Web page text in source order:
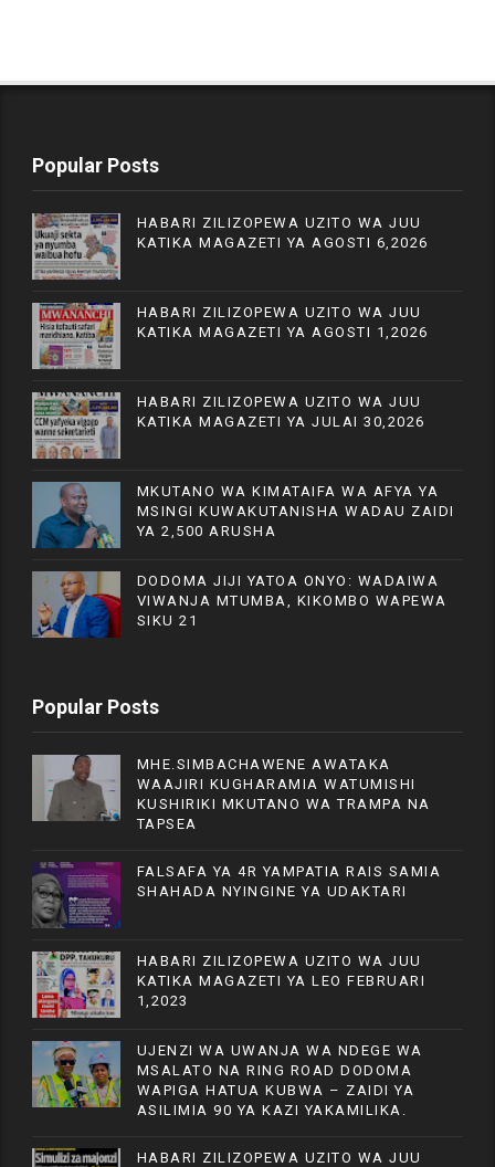
Popular Posts
HABARI ZILIZOPEWA UZITO WA JUU
KATIKA MAGAZETI YA AGOSTI 6,2026
HABARI ZILIZOPEWA UZITO WA JUU
KATIKA MAGAZETI YA AGOSTI 1,2026
HABARI ZILIZOPEWA UZITO WA JUU
KATIKA MAGAZETI YA JULAI 30,2026
MKUTANO WA KIMATAIFA WA AFYA YA
MSINGI KUWAKUTANISHA WADAU ZAIDI
YA 2,500 ARUSHA
DODOMA JIJI YATOA ONYO: WADAIWA
VIWANJA MTUMBA, KIKOMBO WAPEWA
SIKU 21
Popular Posts
MHE.SIMBACHAWENE AWATAKA
WAAJIRI KUGHARAMIA WATUMISHI
KUSHIRIKI MKUTANO WA TRAMPA NA
TAPSEA
FALSAFA YA 4R YAMPATIA RAIS SAMIA
SHAHADA NYINGINE YA UDAKTARI
HABARI ZILIZOPEWA UZITO WA JUU
KATIKA MAGAZETI YA LEO FEBRUARI
1,2023
UJENZI WA UWANJA WA NDEGE WA
MSALATO NA RING ROAD DODOMA
WAPIGA HATUA KUBWA – ZAIDI YA
ASILIMIA 90 YA KAZI YAKAMILIKA.
HABARI ZILIZOPEWA UZITO WA JUU